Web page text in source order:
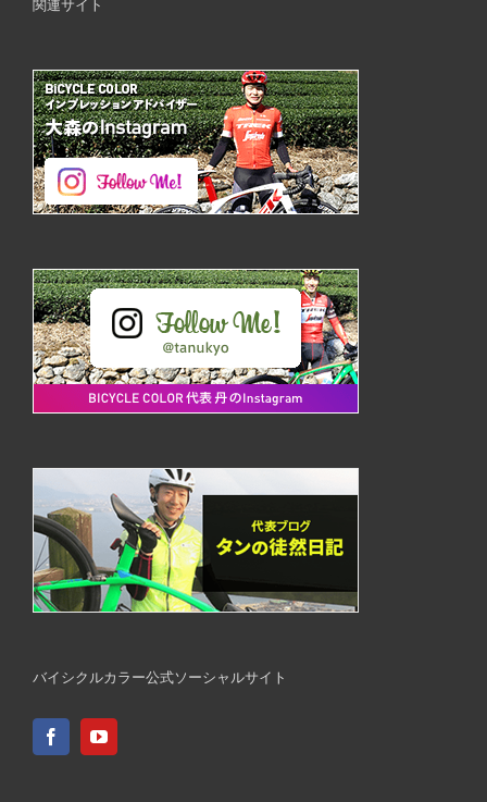
関連サイト
バイシクルカラー公式ソーシャルサイト